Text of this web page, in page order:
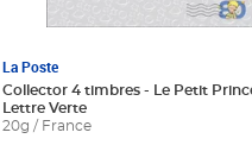
La Poste
Collector 4 timbres - Le Petit
Lettre Verte
20g / France